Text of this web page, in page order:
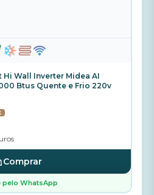
Wall Inverter Midea AI
Btus Quente e Frio 220v
Comprar
pelo WhatsApp